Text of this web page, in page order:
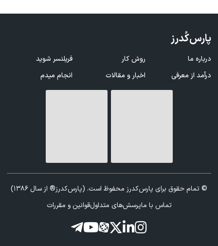
پارس‌کُدرز
درباره ما روش کار
فریلنسر شوید
درآمد از معرفی
اخبار و مقالات انجام میدم
© تمام حقوق برای پارس‌کدرز محفوظ است. (پارس‌کدرز® از سال 1386)
تماس با ماپرسش‌های متداولقوانین و مقررات